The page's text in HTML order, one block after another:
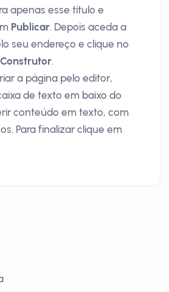
apenas esse título e
Publicar. Depois aceda a
seu endereço e clique no
.
a página pelo editor,
de texto em baixo do
conteúdo em texto, com
Para finalizar clique em